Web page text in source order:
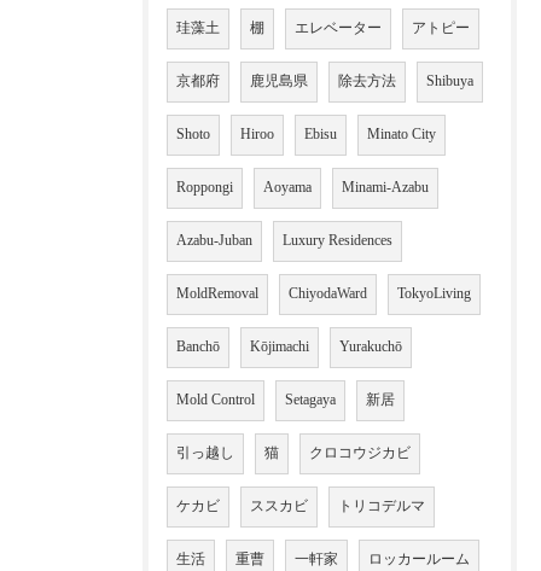
珪藻土 棚 エレベーター アトピー
京都府 鹿児島県 除去方法 Shibuya
Shoto Hiroo Ebisu Minato City
Roppongi Aoyama Minami-Azabu
Azabu-Juban Luxury Residences
MoldRemoval ChiyodaWard TokyoLiving
Banchō Kōjimachi Yurakuchō
Mold Control Setagaya 新居
引っ越し 猫 クロコウジカビ
ケカビ ススカビ トリコデルマ
生活 重曹 一軒家 ロッカールーム